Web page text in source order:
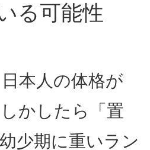
る可能性
日本人の体格が
かしたら「置
少期に重いラン